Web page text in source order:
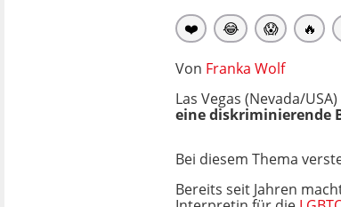
❤️ 😂 😱 🔥
Von Franka Wolf
Las Vegas (Nevada/USA)
eine diskriminierende
Bei diesem Thema
Bereits seit Jahren